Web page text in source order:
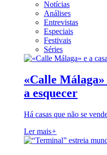
Notícias
Análises
Entrevistas
Especiais
Festivais
Séries
«Calle Málaga»
a esquecer
Há casas que não se
Ler mais+